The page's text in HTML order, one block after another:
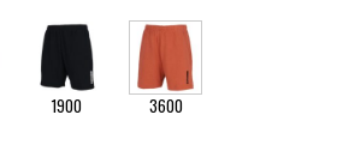
1900 3600